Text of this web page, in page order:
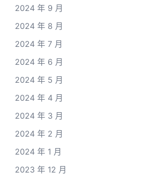
2024 年 9 月
2024 年 8 月
2024 年 7 月
2024 年 6 月
2024 年 5 月
2024 年 4 月
2024 年 3 月
2024 年 2 月
2024 年 1 月
2023 年 12 月